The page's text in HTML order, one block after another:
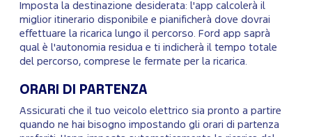
Imposta la destinazione desiderata: l'app calcolerà il
miglior itinerario disponibile e pianificherà dove dovrai
effettuare la ricarica lungo il percorso. Ford app saprà
qual è l'autonomia residua e ti indicherà il tempo totale
del percorso, comprese le fermate per la ricarica.
ORARI DI PARTENZA
Assicurati che il tuo veicolo elettrico sia pronto a partire
quando ne hai bisogno impostando gli orari di partenza